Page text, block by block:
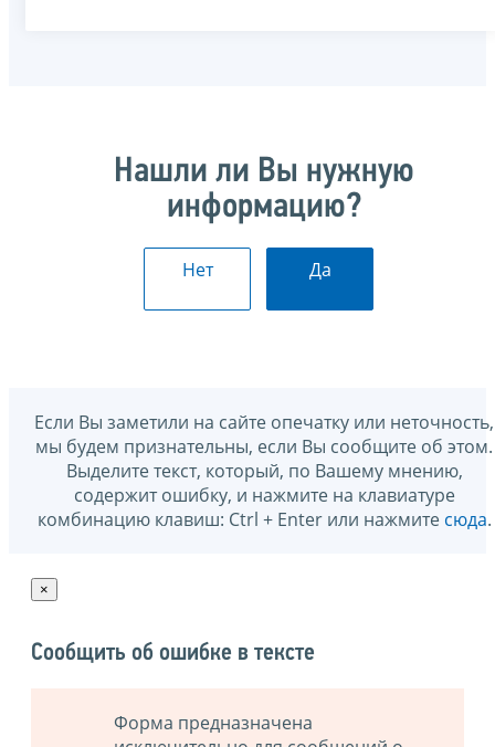
Нашли ли Вы нужную
информацию?
Нет Да
Если Вы заметили на сайте опечатку или неточность,
мы будем признательны, если Вы сообщите об этом.
Выделите текст, который, по Вашему мнению,
содержит ошибку, и нажмите на клавиатуре
комбинацию клавиш: Ctrl + Enter или нажмите сюда.
×
Сообщить об ошибке в тексте
Форма предназначена